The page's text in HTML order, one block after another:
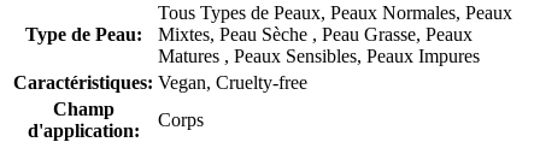
Type de Peau:
Tous Types de Peaux, Peaux Normales, Peaux
Mixtes, Peau Sèche , Peau Grasse, Peaux
Matures , Peaux Sensibles, Peaux Impures
Caractéristiques: Vegan, Cruelty-free
Champ
d'application:
Corps